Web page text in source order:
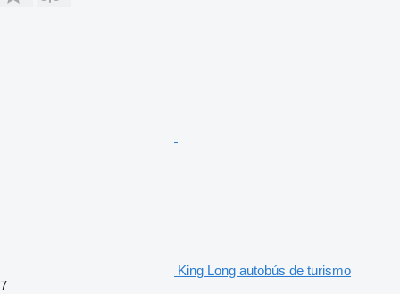
King Long autobús de turismo
7